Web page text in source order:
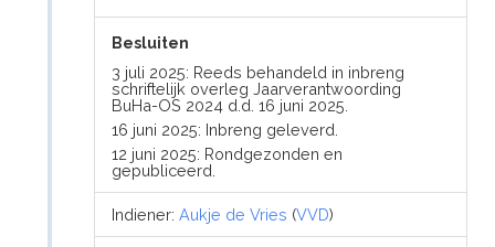
Besluiten
3 juli 2025: Reeds behandeld in inbreng
schriftelijk overleg Jaarverantwoording
BuHa-OS 2024 d.d. 16 juni 2025.
16 juni 2025: Inbreng geleverd.
12 juni 2025: Rondgezonden en
gepubliceerd.
Indiener:Aukje de Vries (VVD)